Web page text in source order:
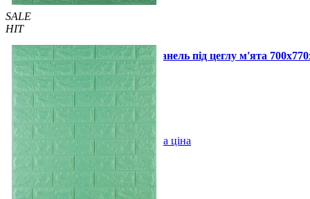
SALE
HIT
Самоклеюча декоративна 3D панель під цеглу м'ята
75 грн. /шт 110 грн.
Купити В закладки Оптова ціна